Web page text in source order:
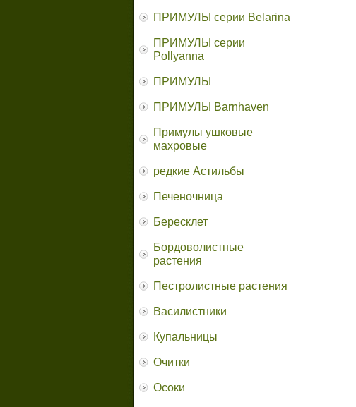
ПРИМУЛЫ серии Belarina
ПРИМУЛЫ серии
Pollyanna
ПРИМУЛЫ
ПРИМУЛЫ Barnhaven
Примулы ушковые
махровые
редкие Астильбы
Печеночница
Бересклет
Бордоволистные
растения
Пестролистные растения
Василистники
Купальницы
Очитки
Осоки